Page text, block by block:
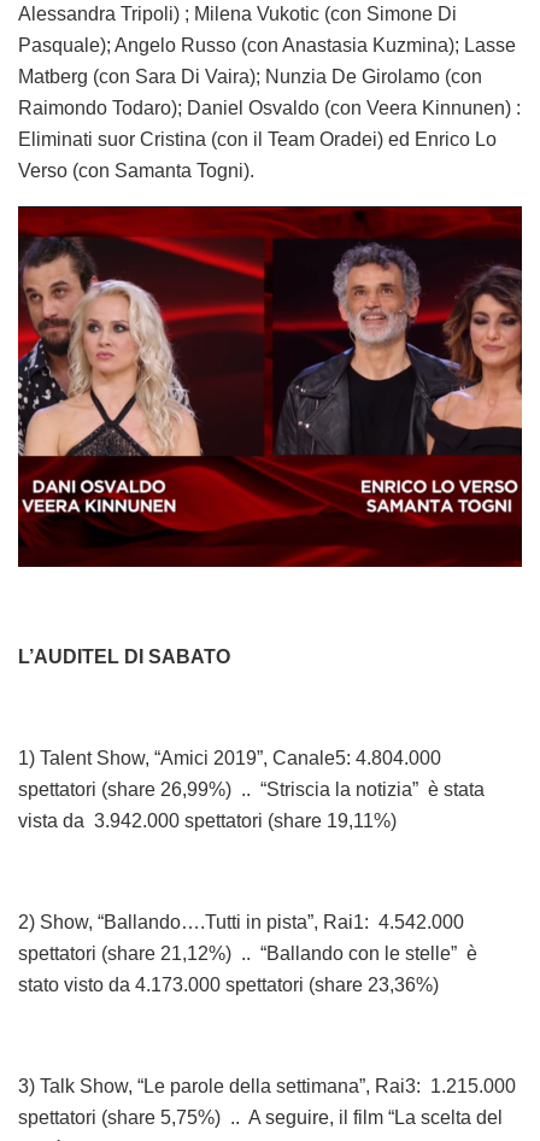
Alessandra Tripoli) ; Milena Vukotic (con Simone Di
Pasquale); Angelo Russo (con Anastasia Kuzmina); Lasse
Matberg (con Sara Di Vaira); Nunzia De Girolamo (con
Raimondo Todaro); Daniel Osvaldo (con Veera Kinnunen) :
Eliminati suor Cristina (con il Team Oradei) ed Enrico Lo
Verso (con Samanta Togni).
L’AUDITEL DI SABATO
1) Talent Show, “Amici 2019”, Canale5: 4.804.000
spettatori (share 26,99%) .. “Striscia la notizia” è stata
vista da 3.942.000 spettatori (share 19,11%)
2) Show, “Ballando….Tutti in pista”, Rai1: 4.542.000
spettatori (share 21,12%) .. “Ballando con le stelle” è
stato visto da 4.173.000 spettatori (share 23,36%)
3) Talk Show, “Le parole della settimana”, Rai3: 1.215.000
spettatori (share 5,75%) .. A seguire, il film “La scelta del